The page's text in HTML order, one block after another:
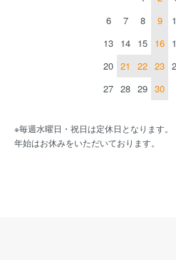
6
7 8 9
13 14 15 16
20 21 22 23
27 28 29 30
※毎週水曜日・祝日は定休日となります
年始はお休みをいただいております。